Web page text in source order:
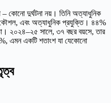
– কোনো দুর্ঘটনা নয়। তিনি অত্যাধুনিক
কৌশল, এবং অত্যাধুনিক প্রযুক্তি। ৪৪%
২০২৪–২৫ সালে, ৩৭ বছর বয়সে, তার
এমন একটি শতাংশ যা যেকোনো